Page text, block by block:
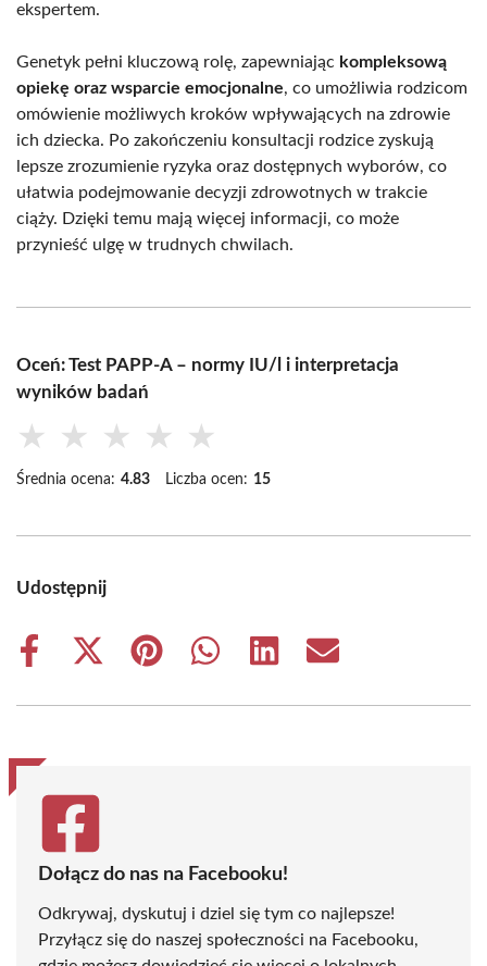
ekspertem.
Genetyk pełni kluczową rolę, zapewniając kompleksową
opiekę oraz wsparcie emocjonalne, co umożliwia rodzicom
omówienie możliwych kroków wpływających na zdrowie
ich dziecka. Po zakończeniu konsultacji rodzice zyskują
lepsze zrozumienie ryzyka oraz dostępnych wyborów, co
ułatwia podejmowanie decyzji zdrowotnych w trakcie
ciąży. Dzięki temu mają więcej informacji, co może
przynieść ulgę w trudnych chwilach.
Oceń: Test PAPP-A – normy IU/l i interpretacja
wyników badań
★ ★ ★ ★ ★
Średnia ocena: 4.83 Liczba ocen: 15
Udostępnij
Share
Share
(Twitter)
Share
Share
Share
Share
Dołącz do nas na Facebooku!
Odkrywaj, dyskutuj i dziel się tym co najlepsze!
Przyłącz się do naszej społeczności na Facebooku,